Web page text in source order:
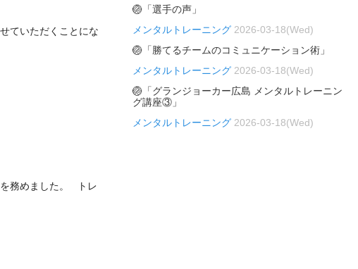
ていただくことにな
を務めました。 トレ
🏐「選手の声」
メンタルトレーニング 2026-03-18(Wed)
🏐「勝てるチームのコミュニケーション術」
メンタルトレーニング 2026-03-18(Wed)
🏐「グランジョーカー広島 メンタルトレーニン
グ講座③」
メンタルトレーニング 2026-03-18(Wed)